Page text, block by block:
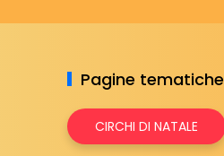
Pagine tematiche
CIRCHI DI NATALE